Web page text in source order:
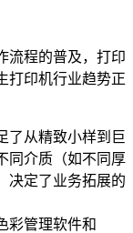
流程的普及，打印
打印机行业趋势正
了从精致小样到巨
同介质（如不同厚
决定了业务拓展的
彩管理软件和